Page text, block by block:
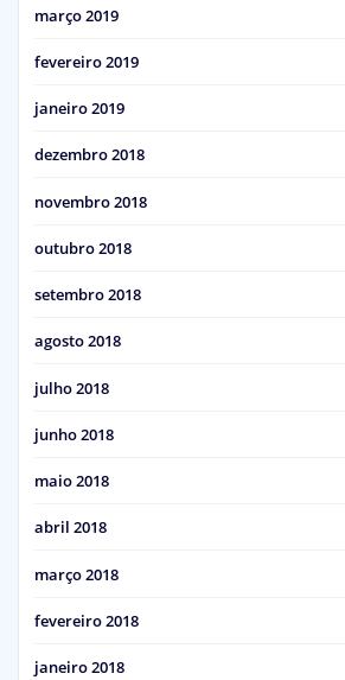
março 2019
fevereiro 2019
janeiro 2019
dezembro 2018
novembro 2018
outubro 2018
setembro 2018
agosto 2018
julho 2018
junho 2018
maio 2018
abril 2018
março 2018
fevereiro 2018
janeiro 2018